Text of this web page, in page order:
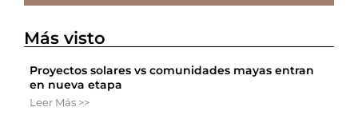
Más visto
Proyectos solares vs comunidades mayas entran
en nueva etapa
Leer Más >>